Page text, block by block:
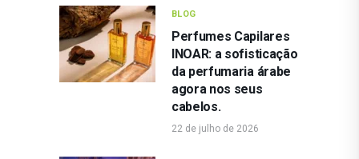
BLOG
Perfumes Capilares
INOAR: a sofisticação
da perfumaria árabe
agora nos seus
cabelos.
22 de julho de 2026